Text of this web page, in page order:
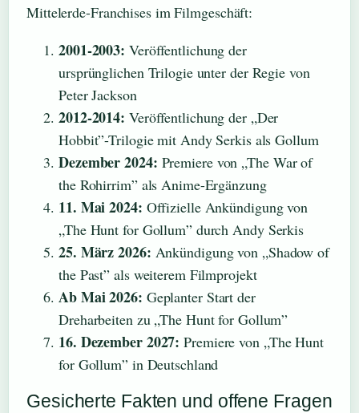
Mittelerde-Franchises im Filmgeschäft:
2001-2003: Veröffentlichung der
ursprünglichen Trilogie unter der Regie von
Peter Jackson
2012-2014: Veröffentlichung der „Der
Hobbit”-Trilogie mit Andy Serkis als Gollum
Dezember 2024: Premiere von „The War of
the Rohirrim” als Anime-Ergänzung
11. Mai 2024: Offizielle Ankündigung von
„The Hunt for Gollum” durch Andy Serkis
25. März 2026: Ankündigung von „Shadow of
the Past” als weiterem Filmprojekt
Ab Mai 2026: Geplanter Start der
Dreharbeiten zu „The Hunt for Gollum”
16. Dezember 2027: Premiere von „The Hunt
for Gollum” in Deutschland
Gesicherte Fakten und offene Fragen